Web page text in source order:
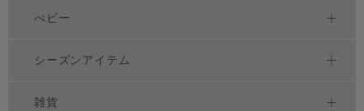
べビー
シーズンアイテム
雑貨